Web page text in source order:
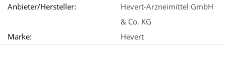
Anbieter/Hersteller:
Hevert-Arzneimittel GmbH
& Co. KG
Marke:
Hevert